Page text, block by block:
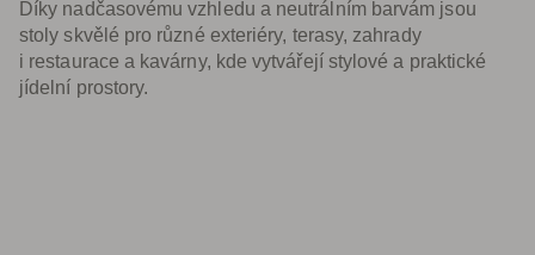
Díky nadčasovému vzhledu a neutrálním barvám jsou
stoly skvělé pro různé exteriéry, terasy, zahrady
i restaurace a kavárny, kde vytvářejí stylové a praktické
jídelní prostory.